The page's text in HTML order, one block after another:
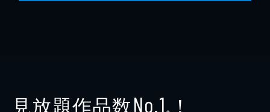
見放題作品数No.1 ！